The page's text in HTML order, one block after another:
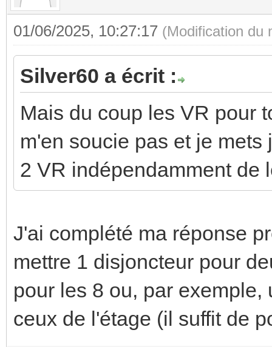
01/06/2025, 10:27:17 (Modification du
Silver60 a écrit :
Mais du coup les VR pour
m'en soucie pas et je
2 VR indépendamment de
J'ai complété ma réponse
mettre 1 disjoncteur pour
pour les 8 ou, par
ceux de l'étage (il suffit de